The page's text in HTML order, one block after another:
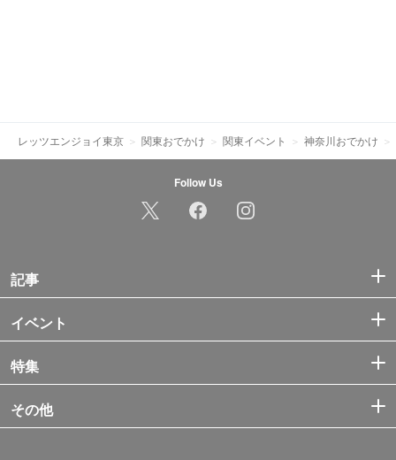
レッツエンジョイ東京 関東おでかけ 関東イベント 神奈川おでかけ
Follow Us
記事
イベント
特集
その他